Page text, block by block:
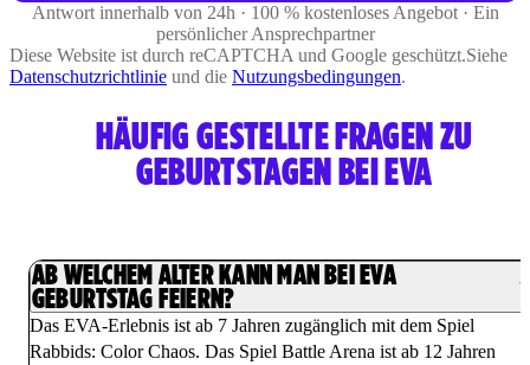
Antwort innerhalb von 24h · 100 % kostenloses Angebot · Ein
persönlicher Ansprechpartner
Diese Website ist durch reCAPTCHA und Google geschützt.Siehe
Datenschutzrichtlinie und die Nutzungsbedingungen.
HÄUFIG GESTELLTE FRAGEN ZU
GEBURTSTAGEN BEI EVA
AB WELCHEM ALTER KANN MAN BEI EVA
GEBURTSTAG FEIERN?
Das EVA-Erlebnis ist ab 7 Jahren zugänglich mit dem Spiel
Rabbids: Color Chaos. Das Spiel Battle Arena ist ab 12 Jahren